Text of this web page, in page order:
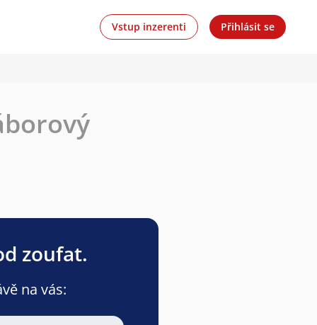
Vstup inzerenti Přihlásit se
zoufat.
na vás: